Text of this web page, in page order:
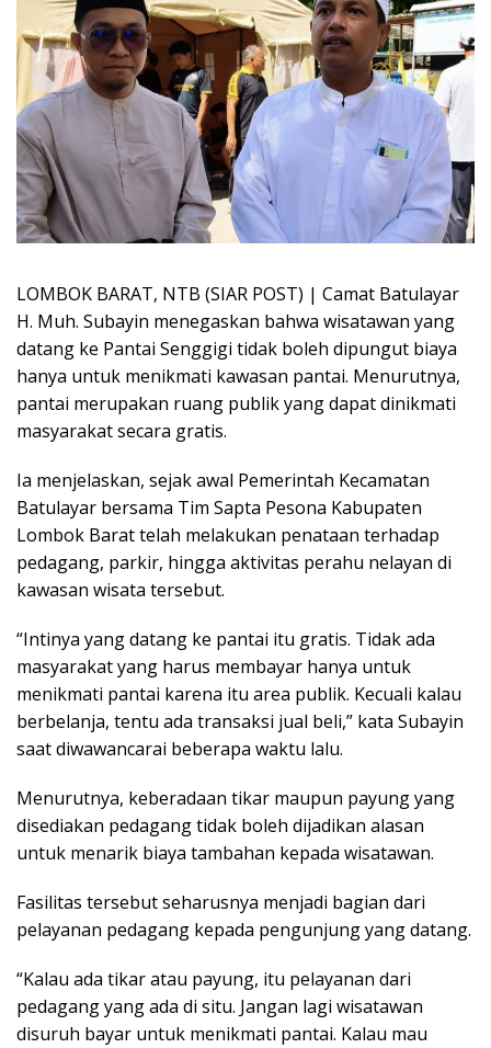
LOMBOK BARAT, NTB (SIAR POST) | Camat Batulayar
H. Muh. Subayin menegaskan bahwa wisatawan yang
datang ke Pantai Senggigi tidak boleh dipungut biaya
hanya untuk menikmati kawasan pantai. Menurutnya,
pantai merupakan ruang publik yang dapat dinikmati
masyarakat secara gratis.
Ia menjelaskan, sejak awal Pemerintah Kecamatan
Batulayar bersama Tim Sapta Pesona Kabupaten
Lombok Barat telah melakukan penataan terhadap
pedagang, parkir, hingga aktivitas perahu nelayan di
kawasan wisata tersebut.
“Intinya yang datang ke pantai itu gratis. Tidak ada
masyarakat yang harus membayar hanya untuk
menikmati pantai karena itu area publik. Kecuali kalau
berbelanja, tentu ada transaksi jual beli,” kata Subayin
saat diwawancarai beberapa waktu lalu.
Menurutnya, keberadaan tikar maupun payung yang
disediakan pedagang tidak boleh dijadikan alasan
untuk menarik biaya tambahan kepada wisatawan.
Fasilitas tersebut seharusnya menjadi bagian dari
pelayanan pedagang kepada pengunjung yang datang.
“Kalau ada tikar atau payung, itu pelayanan dari
pedagang yang ada di situ. Jangan lagi wisatawan
disuruh bayar untuk menikmati pantai. Kalau mau